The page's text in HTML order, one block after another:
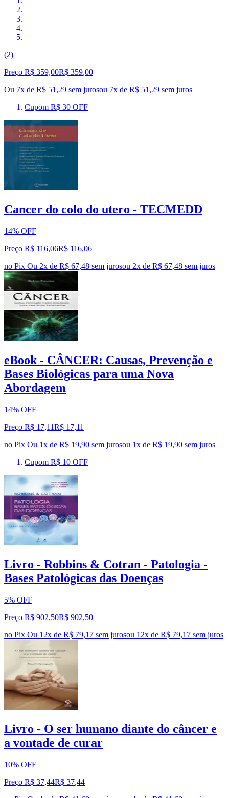
(2)
Preço R$ 359,00R$ 359,00
Ou 7x de R$ 51,29 sem jurosou 7x de R$ 51,29 sem juros
Cupom R$ 30 OFF
Cancer do colo do utero - TECMEDD
14% OFF
Preço R$ 116,06R$ 116,06
no Pix Ou 2x de R$ 67,48 sem jurosou 2x de R$ 67,48 sem juros
eBook - CÂNCER: Causas, Prevenção e
Bases Biológicas para uma Nova
Abordagem
14% OFF
Preço R$ 17,11R$ 17,11
no Pix Ou 1x de R$ 19,90 sem jurosou 1x de R$ 19,90 sem juros
Cupom R$ 10 OFF
Livro - Robbins & Cotran - Patologia -
Bases Patológicas das Doenças
5% OFF
Preço R$ 902,50R$ 902,50
no Pix Ou 12x de R$ 79,17 sem jurosou 12x de R$ 79,17 sem juros
Livro - O ser humano diante do câncer e
a vontade de curar
10% OFF
Preço R$ 37,44R$ 37,44